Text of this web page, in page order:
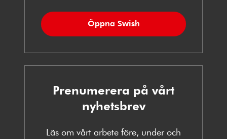
Öppna Swish
Prenumerera på vårt
nyhetsbrev
Läs om vårt arbete före, under och